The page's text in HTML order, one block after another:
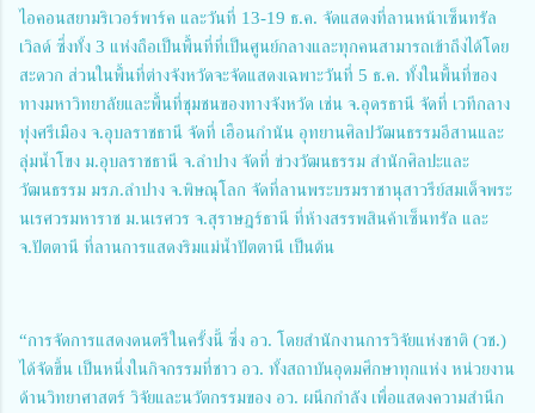
ไอคอนสยามริเวอร์พาร์ค และวันที่ 13-19 ธ.ค. จัดแสดงที่ลานหน้าเซ็นทรัล
เวิลด์ ซึ่งทั้ง 3 แห่งถือเป็นพื้นที่ที่เป็นศูนย์กลางและทุกคนสามารถเข้าถึงได้โดย
สะดวก ส่วนในพื้นที่ต่างจังหวัดจะจัดแสดงเฉพาะวันที่ 5 ธ.ค. ทั้งในพื้นที่ของ
ทางมหาวิทยาลัยและพื้นที่ชุมชนของทางจังหวัด เช่น จ.อุดรธานี จัดที่ เวทีกลาง
ทุ่งศรีเมือง จ.อุบลราชธานี จัดที่ เฮือนกำนัน อุทยานศิลปวัฒนธรรมอีสานและ
ลุ่มน้ำโขง ม.อุบลราชธานี จ.ลำปาง จัดที่ ข่วงวัฒนธรรม สำนักศิลปะและ
วัฒนธรรม มรภ.ลำปาง จ.พิษณุโลก จัดที่ลานพระบรมราชานุสาวรีย์สมเด็จพระ
นเรศวรมหาราช ม.นเรศวร จ.สุราษฎร์ธานี ที่ห้างสรรพสินค้าเซ็นทรัล และ
จ.ปัตตานี ที่ลานการแสดงริมแม่น้ำปัตตานี เป็นต้น
“การจัดการแสดงดนตรีในครั้งนี้ ซึ่ง อว. โดยสำนักงานการวิจัยแห่งชาติ (วช.)
ได้จัดขึ้น เป็นหนึ่งในกิจกรรมที่ชาว อว. ทั้งสถาบันอุดมศึกษาทุกแห่ง หน่วยงาน
ด้านวิทยาศาสตร์ วิจัยและนวัตกรรมของ อว. ผนึกกำลัง เพื่อแสดงความสำนึก